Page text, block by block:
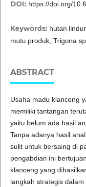
DOI: https://doi.org/
Keywords: hutan
mutu produk, Trigona sp
ABSTRACT
Usaha madu klanceng
memiliki tantangan
yaitu belum ada hasil
Tanpa adanya hasil
sulit untuk bersaing di
pengabdian ini
klanceng yang
langkah strategis